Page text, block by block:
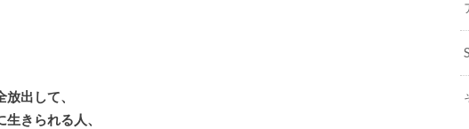
出して、
きられる人、